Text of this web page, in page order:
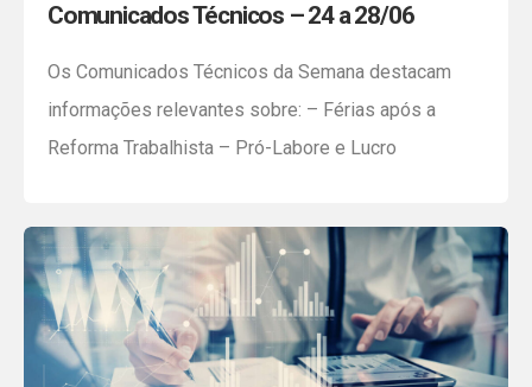
Comunicados Técnicos – 24 a 28/06
Os Comunicados Técnicos da Semana destacam
informações relevantes sobre: – Férias após a
Reforma Trabalhista – Pró-Labore e Lucro
federais na venda/prestação de serviços à órgãos
públicos – TFE (Taxa de Fiscalização de
Estabelecimentos) – Aviso Prévio – Desconto –
Carta de Correção Fique atento aos prazos e […]